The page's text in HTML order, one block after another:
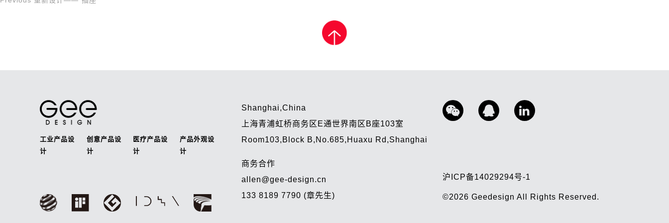
文
导
工业产品设
计
创意产品设
计
医疗产品设
计
产品外观设
计
Shanghai,China
上海青浦虹桥商务区E通世界南区B座103室
Room103,Block B,No.685,Huaxu Rd,Shanghai
商务合作
allen@gee-design.cn
133 8189 7790 (章先生)
沪ICP备14029294号-1
©2026GeedesignAll Rights Reserved.